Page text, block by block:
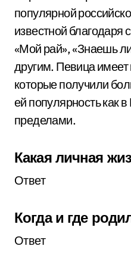
популярной
известной благодаря
«Мой рай», «Знаешь
другим. Певица
которые получили
ей популярность как в
пределами.
Какая личная
Ответ
Когда и где
Ответ